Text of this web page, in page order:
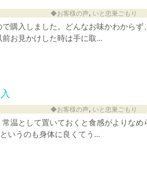
◆お客様の声, いと忠巣ごもり
購入しました。どんなお味かわからず
お見かけした時は手に取...
◆お客様の声, いと忠巣ごもり
温として置いておくと食感がよりなめ
いうのも身体に良くてう...